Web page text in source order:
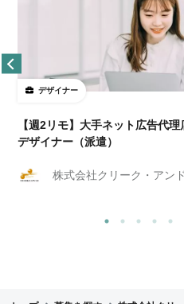
デザイナー
【週2リモ】大手ネット広告代
デザイナー（派遣）
株式会社クリーク・アン